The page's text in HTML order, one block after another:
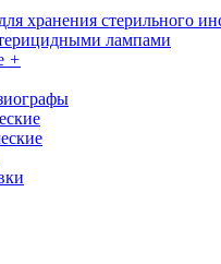
хранения стерильного
лампами
+